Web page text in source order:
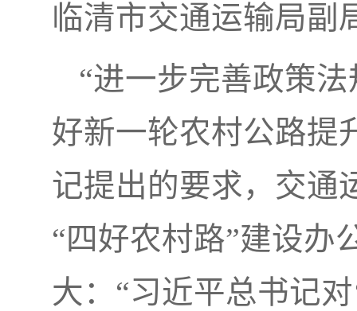
临清市交通运输局副
“进一步完善政策
好新一轮农村公路提
记提出的要求，交通
“四好农村路”建设办
大：“习近平总书记